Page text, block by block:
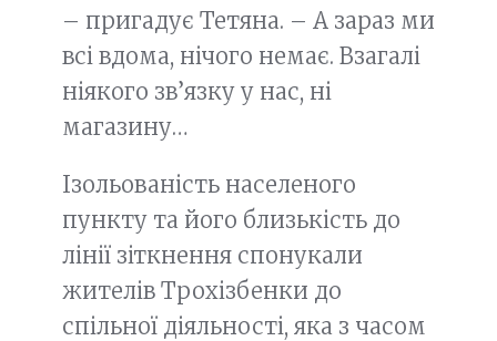
– пригадує Тетяна. – А зараз ми
всі вдома, нічого немає. Взагалі
ніякого зв’язку у нас, ні
магазину…
Ізольованість населеного
пункту та його близькість до
лінії зіткнення спонукали
жителів Трохізбенки до
спільної діяльності, яка з часом